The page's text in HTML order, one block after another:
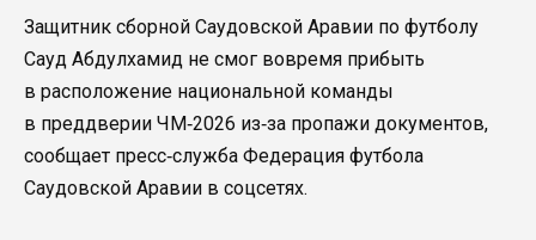
Защитник сборной Саудовской Аравии по футболу
Сауд Абдулхамид не смог вовремя прибыть
в расположение национальной команды
в преддверии ЧМ‑2026 из‑за пропажи документов,
сообщает пресс‑служба Федерация футбола
Саудовской Аравии в соцсетях.